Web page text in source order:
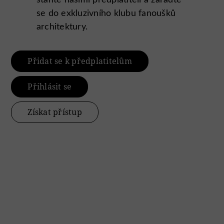
se do exkluzivního klubu fanoušků
architektury.
Přidat se k předplatitelům
Přihlásit se
Získat přístup